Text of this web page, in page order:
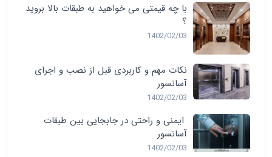
با چه قیمتی می خواهید به طبقات بالا بروید
؟
1402/02/03
نکات مهم و کاربردی قبل از نصب و اجرای
آسانسور
1402/02/03
ایمنی و راحتی در جابجایی بین طبقات
آسانسور
1402/02/03